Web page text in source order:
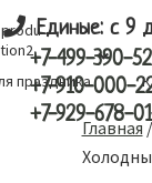
Единые: с 9
+7-499-390-
+7-910-000-
+7-929-678-
праздника
Главная/